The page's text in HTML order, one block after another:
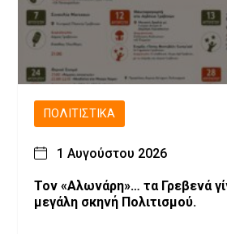
ΠΟΛΙΤΙΣΤΙΚΆ
1 Αυγούστου 2026
Τον «Αλωνάρη»… τα Γρεβενά
μεγάλη σκηνή Πολιτισμού.